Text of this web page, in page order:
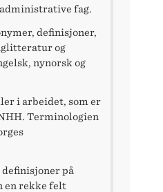
fag.
definisjoner,
og
nynorsk og
i arbeidet, som er
Terminologien
på
en rekke felt